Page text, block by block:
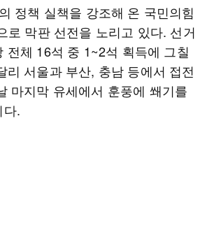
정책 실책을 강조해 온 국민의힘
로 막판 선전을 노리고 있다. 선거
전체 16석 중 1~2석 획득에 그칠
리 서울과 부산, 충남 등에서 접전
마지막 유세에서 훈풍에 쐐기를
다.